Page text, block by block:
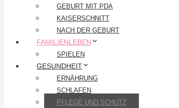
GEBURT MIT PDA
KAISERSCHNITT
NACH DER GEBURT
FAMILIENLEBEN
SPIELEN
GESUNDHEIT
ERNÄHRUNG
SCHLAFEN
PFLEGE UND SCHUTZ